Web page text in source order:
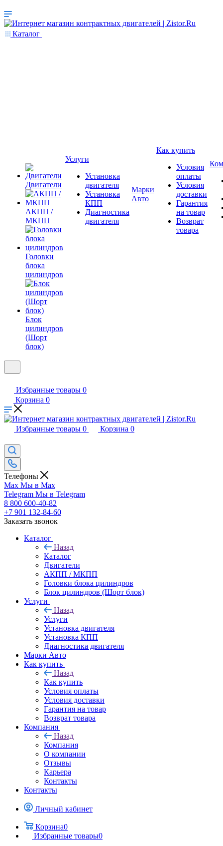
Каталог
Двигатели
АКПП /
МКПП
Головки
блока
цилиндров
Блок
цилиндров
(Шорт
блок)
Услуги
Установка
двигателя
Установка
КПП
Диагностика
двигателя
Марки
Авто
Как купить
Условия
оплаты
Условия
доставки
Гарантия
на товар
Возврат
товара
Избранные товары 0
Корзина 0
Избранные товары 0 Корзина 0
Телефоны
Max Мы в Max
Telegram Мы в Telegram
8 800 600-40-82
+7 901 132-84-60
Заказать звонок
Каталог
Назад
Каталог
Двигатели
АКПП / МКПП
Головки блока цилиндров
Блок цилиндров (Шорт блок)
Услуги
Назад
Услуги
Установка двигателя
Установка КПП
Диагностика двигателя
Марки Авто
Как купить
Назад
Как купить
Условия оплаты
Условия доставки
Гарантия на товар
Возврат товара
Компания
Назад
Компания
О компании
Отзывы
Карьера
Контакты
Контакты
Личный кабинет
Корзина0
Избранные товары0